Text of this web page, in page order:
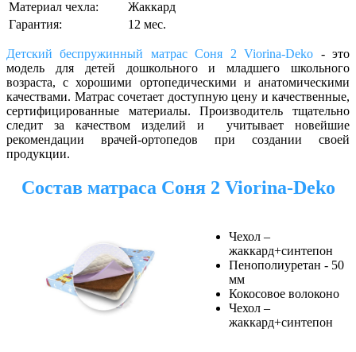
Материал чехла:
Жаккард
Гарантия:
12 мес.
Детский беспружинный матрас Соня 2 Viorina-Deko -это
модель для детей дошкольного и младшего школьного
возраста, с хорошими ортопедическими и анатомическими
качествами. Матрас сочетает доступную цену и качественные,
сертифицированные материалы. Производитель тщательно
следит за качеством изделий и учитывает новейшие
рекомендации врачей-ортопедов при создании своей
продукции.
Состав матраса Соня 2 Viorina-Deko
Чехол –
жаккард+синтепон
Пенополиуретан - 50
мм
Кокосовое волоконо
Чехол –
жаккард+синтепон